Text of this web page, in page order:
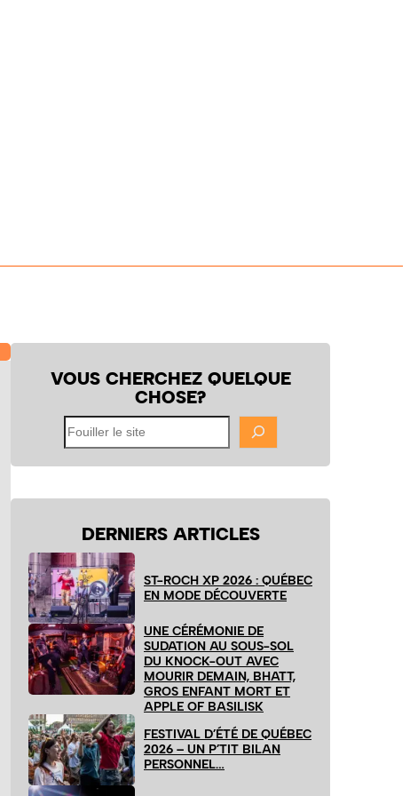
VOUS CHERCHEZ QUELQUE
CHOSE?
Fouiller
le
site
DERNIERS ARTICLES
ST-ROCH XP 2026 : QUÉBEC
EN MODE DÉCOUVERTE
UNE CÉRÉMONIE DE
SUDATION AU SOUS-SOL
DU KNOCK-OUT AVEC
MOURIR DEMAIN, BHATT,
GROS ENFANT MORT ET
APPLE OF BASILISK
FESTIVAL D’ÉTÉ DE QUÉBEC
2026 – UN P’TIT BILAN
PERSONNEL…